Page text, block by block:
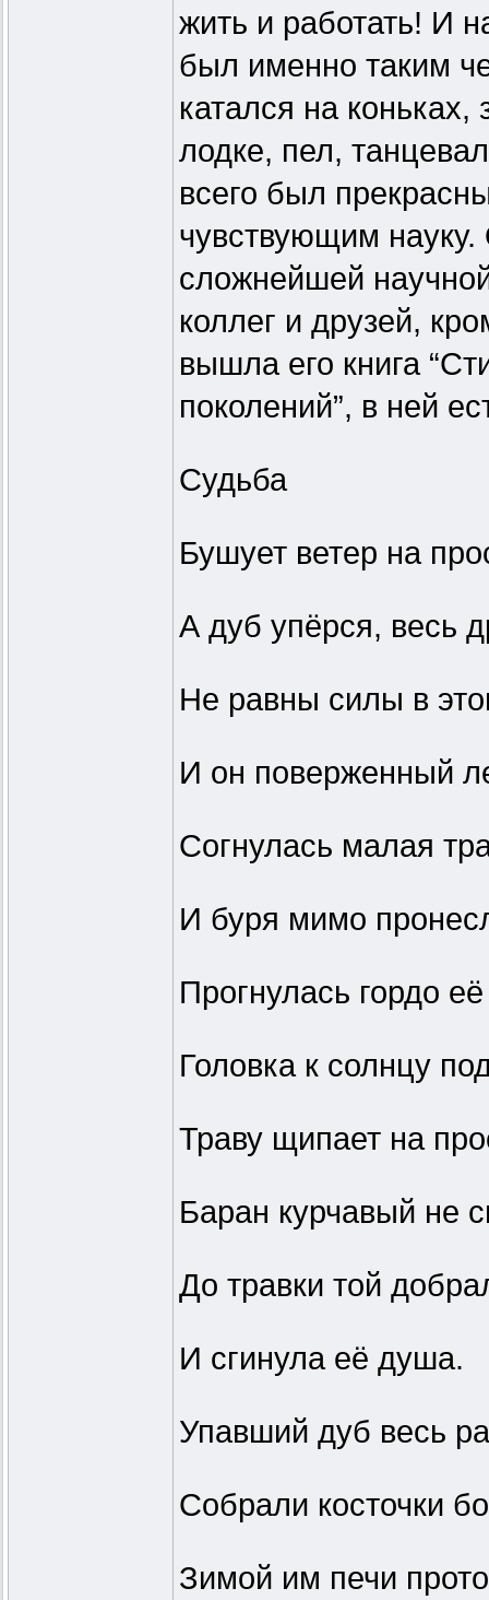
жить и работать! И
был именно таким
катался на
лодке, пел,
всего был
чувствующим
сложнейшей
коллег и друзей,
вышла его книга
поколений”, в ней
Судьба
Бушует ветер на
А дуб упёрся, весь
Не равны силы в
И он поверженный
Согнулась малая
И буря мимо
Прогнулась гордо
Головка к солнцу
Траву щипает на
Баран курчавый не
До травки той
И сгинула её душа.
Упавший дуб весь
Собрали косточки
Зимой им печи